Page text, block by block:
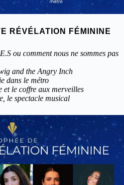
RÉVÉLATION FÉMININE
ou comment nous ne sommes pas
and the Angry Inch
dans le métro
et le coffre aux merveilles
le spectacle musical